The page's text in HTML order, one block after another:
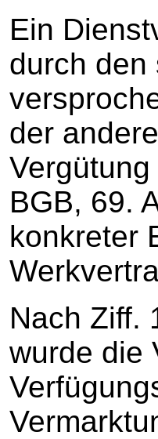
Ein
durch den
der
BGB, 69.
konkreter
Nach Ziff.
wurde die